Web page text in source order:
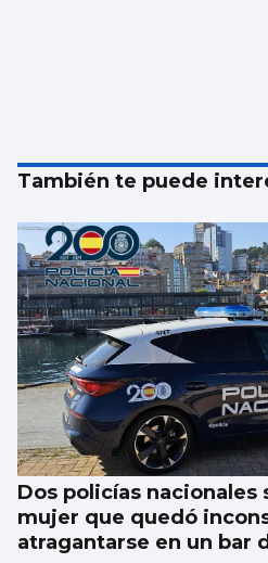
También te puede
Dos policías nacionales
mujer que quedó
atragantarse en un bar